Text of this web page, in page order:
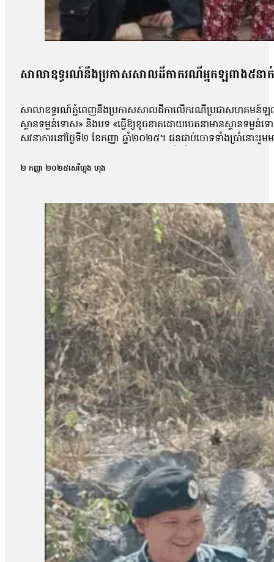
សាលាឧទ្ធរណ៍នឹងប្រកាសសាលដីកាករណីអ្នកឡពាង៥នាក់
សាលាឧទ្ធរណ៍ភ្នំពេញនឹងប្រកាសសាលដីកាលើករណីប្រជាសហគមន៍ឡពា
ស្ថានទម្ងន់ទោស» និងបទ «ធ្វើឱ្យខូចខាតដោយចេតនាមានស្ថាន
សវនាការនៅថ្ងៃទី២ ខែកញ្ញា ឆ្នាំ២០២៥។ ជនជាប់ចោទទាំងប្រ
កាសែតបន្ទាប់ពីលោកចេញពីសវនាការថា តុលាការបានចោទសួរលោក
មុនមកវាមិនសូវរំពឹងប៉ុន្មានទេ អារឿងតុលាការ រឿងយុត្តិធម៌រឿងនេ
ប្រជាសហគមន៍វ័យ៤៨ឆ្នាំរូបនេះ ស្នើសុំតុលាការទម្លាក់ចោលបទ
ប្រជាសហគមន៍ឡពាងមួយរូបទៀត ដែលរងបទចោទនេះដែរគឺលោក ស្ងួ
ប្រជាសហគមន៍ឡពាង និងក្រុមហ៊ុនKDC។ លោក ញឿន អះអាងថា រ
«ខ្ញុំអត់សូវសង្ឃឹមប៉ុន្មានទេព្រោះតុលាការអត់បានចុះទៅកន្លែងកើតហ
សម្ដេចបវធិបតី ហ៊ុន ម៉ាណែត សូមឱ្យគាត់ឡើងថ្មីធ្វើនាយករដ្ឋមន្ត្រីម
បាត់បង់ដីធ្លី»។ រីឯភរិយារបស់លោក ស្ងួន ញឿន គឺអ្នកស្រី អុំ សុភី បានច
ដោយសារតែក្រុមហ៊ុនជាអ្នកបំពានមកលើពួកខ្ញុំ បែរជាពួកគាត់មិនមាន
បំផ្លាញរបស់ទ្រព្យគេទេ»។ អ្នកស្រី អុំ សុភី ថាអ្នកស្រីនឹងប្ដឹងបន្តទ
អង្គការលីកាដូលោក អំ សំអាត មានប្រសាសន៍ថា ករណីដីធ្លីនៅភូមិឡព
តំណាងសហគមន៍ និងសមាជិកសហគមន៍ជាច្រើនត្រូវបានជាប់ពន្ធនា
រឿងនៅសាលាឧទ្ធរណ៍នេះ ពួកគាត់គួរត្រូវបានទទួលការលើកលែងច
ខេត្តកំពង់ឆ្នាំង មានជម្លោះដីធ្លីជាមួយក្រុមហ៊ុន ខេ.ឌី.ស៊ី (KDC) ដែ
ចំនួន១០៨គ្រួសារ។ ពលរដ្ឋដែលរងផលប៉ះពាល់បានតវ៉ាទាមទារ
ចំនួន៥នាក់គឺ លោក សៀង ហេង លោក ម៉ាង យ៉ាវ លោក គុជ…
២ កញ្ញា ២០២៥សេរីហ្វុង ហុង